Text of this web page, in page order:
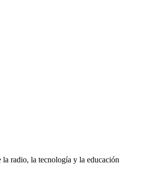
radio, la tecnología y la educación